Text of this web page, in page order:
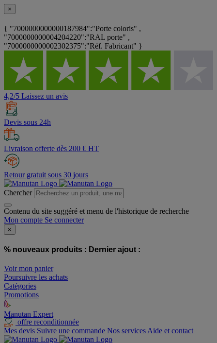
×
{ "7000000000000187984":"Porte coloris" ,
"7000000000004204220":"RAL porte" ,
"7000000000002302375":"Réf. Fabricant" }
4,2/5 Laissez un avis
Devis sous 24h
Livraison offerte dès 200 € HT
Retour gratuit sous 30 jours
Chercher
Contenu du site suggéré et menu de l'historique de recherche
Mon compte Se connecter
×
% nouveaux produits : Dernier ajout :
Voir mon panier
Poursuivre les achats
Catégories
Promotions
Manutan Expert
offre reconditionnée
Mes devis Suivre une commande Nos services Aide et contact